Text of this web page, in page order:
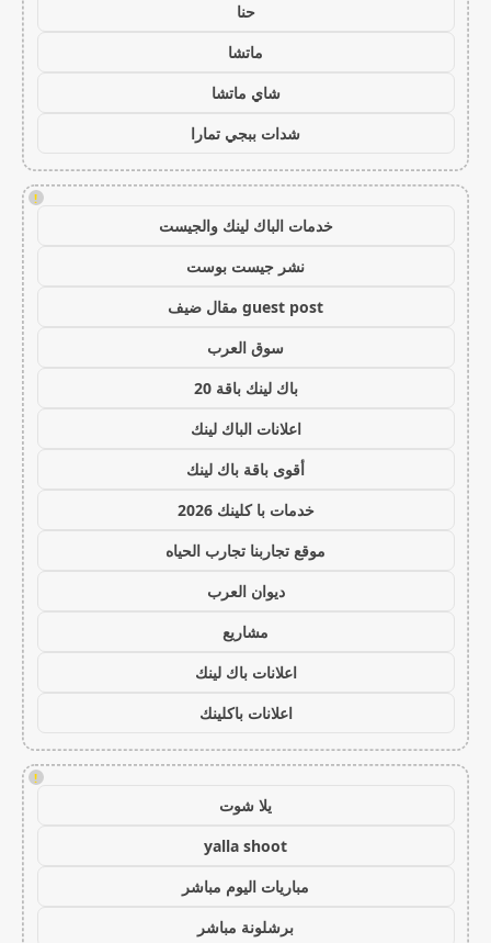
حنا
ماتشا
شاي ماتشا
شدات ببجي تمارا
!
خدمات الباك لينك والجيست
نشر جيست بوست
guest post مقال ضيف
سوق العرب
باك لينك باقة 20
اعلانات الباك لينك
أقوى باقة باك لينك
خدمات با كلينك 2026
موقع تجاربنا تجارب الحياه
ديوان العرب
مشاريع
اعلانات باك لينك
اعلانات باكلينك
!
يلا شوت
yalla shoot
مباريات اليوم مباشر
برشلونة مباشر